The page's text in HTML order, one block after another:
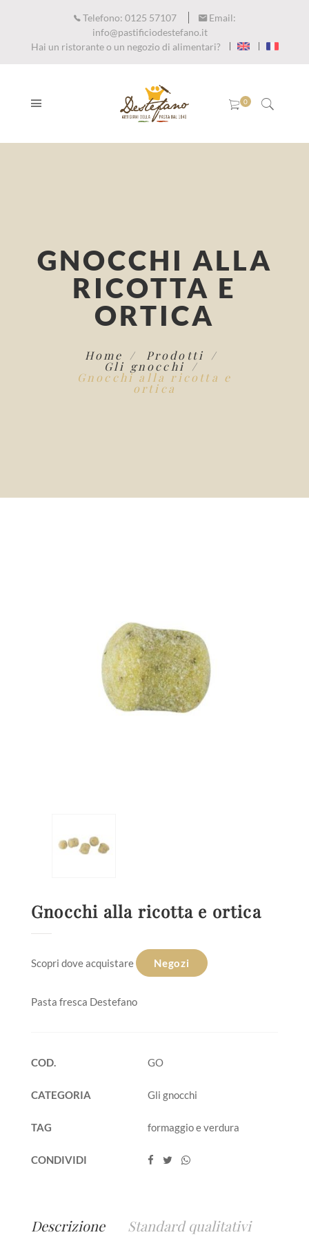
Telefono: 0125 57107
Email:
info@pastificiodestefano.it
Hai un ristorante o un negozio di alimentari?
GNOCCHI ALLA
RICOTTA E
ORTICA
Home Prodotti
Gli gnocchi
Gnocchi alla ricotta e
ortica
Gnocchi alla ricotta e ortica
Scopri dove acquistare Negozi
Pasta fresca Destefano
COD. GO
CATEGORIA Gli gnocchi
TAG formaggio e verdura
CONDIVIDI
Descrizione Standard qualitativi